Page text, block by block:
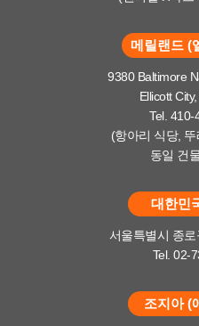
메릴랜드 (
9380 Baltimore
Ellicott
Tel. 410-
(항아리 식당,
동일 건
대한민
서울특별시 종
Tel. 02-
조지아 (